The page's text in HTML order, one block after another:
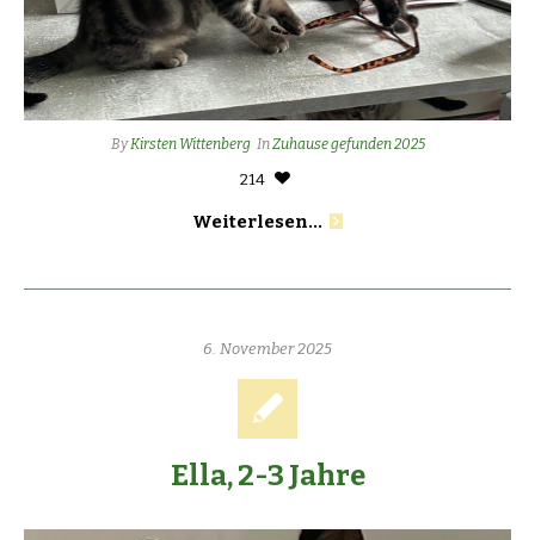
ByKirsten Wittenberg InZuhause gefunden 2025
214
Weiterlesen...
6. November 2025
Ella, 2-3 Jahre